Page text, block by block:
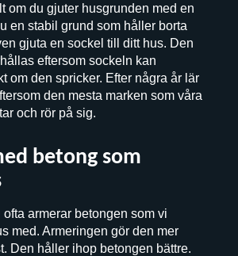
om du gjuter husgrunden med en
en stabil grund som håller borta
gjuta en sockel till ditt hus. Den
eftersom sockeln kan
om den spricker. Efter några år lär
den mesta marken som våra
och rör på sig.
betong som
ofta armerar betongen som vi
med. Armeringen gör den mer
Den håller ihop betongen bättre.